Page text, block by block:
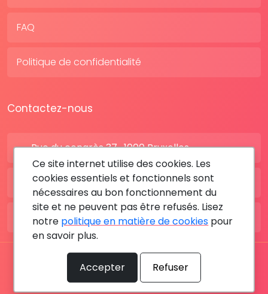
FAQ
Politique de confidentialité
Contactez-nous
Rue du congrès 37 , 1000 Bruxelles
BE: +32 28080227
FR: +33 183642895
Tous les droits sont réservés © 2026 RDV MÉDICAL By
MediaSatCom
Ce site internet utilise des cookies. Les
cookies essentiels et fonctionnels sont
nécessaires au bon fonctionnement du
site et ne peuvent pas être refusés. Lisez
notre politique en matière de cookies pour
en savoir plus.
Accepter Refuser